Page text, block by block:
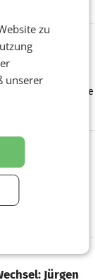
die
ARA und
POS über
hinweg rücken die
(ARA) und der
Initiative
Filialen in
einer
Standorte liegen
Jürgen
zu
unserer